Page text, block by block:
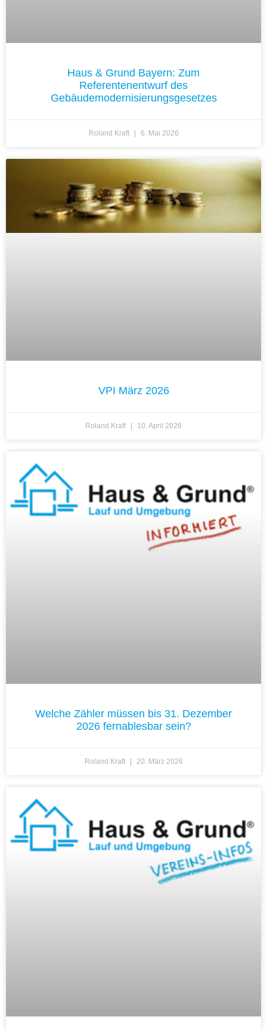
Haus & Grund Bayern: Zum
Referentenentwurf des
Gebäudemodernisierungsgesetzes
Roland Kraft 6. Mai 2026
VPI März 2026
Roland Kraft 10. April 2026
Welche Zähler müssen bis 31. Dezember
2026 fernablesbar sein?
Roland Kraft 20. März 2026